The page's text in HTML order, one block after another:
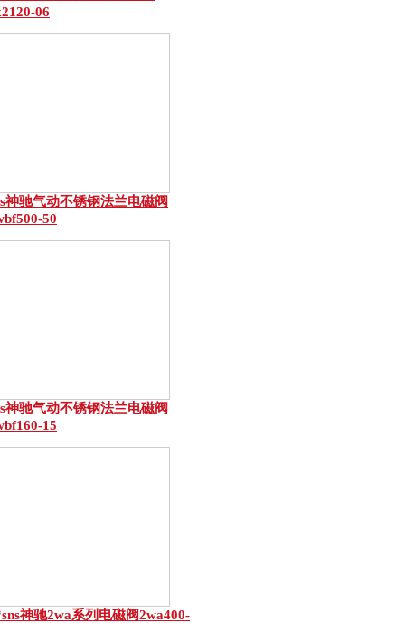
06
神驰气动不锈钢法兰电磁阀
50
神驰气动不锈钢法兰电磁阀
15
神驰2wa系列电磁阀2wa400-